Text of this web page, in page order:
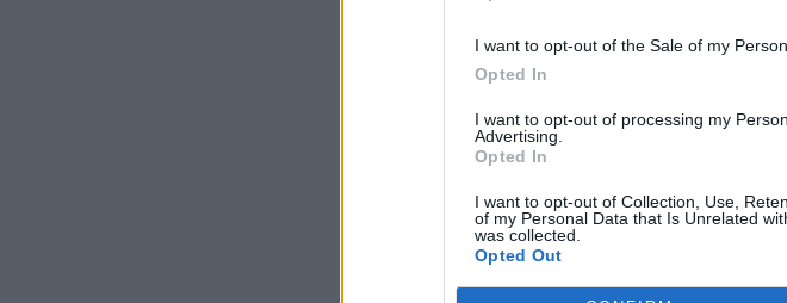
I want to opt-out of the Sale of my
Opted In
I want to opt-out of processing my
Advertising.
Opted In
I want to opt-out of Collection, Use,
of my Personal Data that Is Unrelated
was collected.
Opted Out